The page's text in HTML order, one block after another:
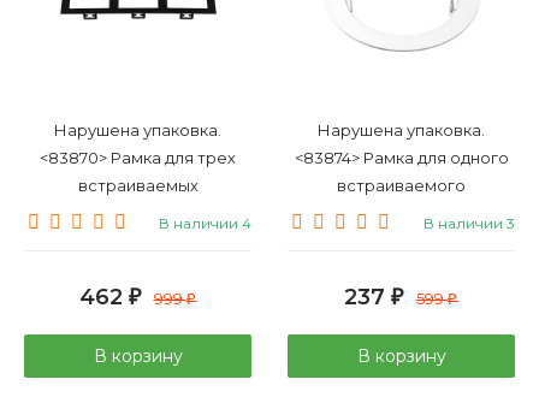
Нарушена упаковка.
<83870> Рамка для трех
встраиваемых
светильников Lightstar
В наличии 4
462 ₽ 999₽
В корзину
Нарушена упаковка.
<83874> Рамка для одного
встраиваемого
светильника Lightstar
В наличии 3
237 ₽ 599₽
В корзину